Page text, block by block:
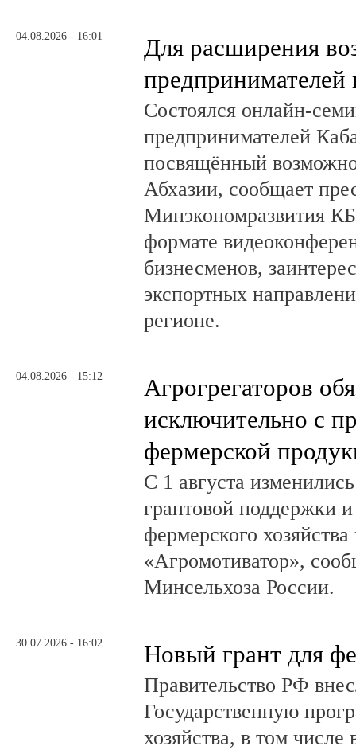
04.08.2026 - 16:01
Для расширения
предпринимателей
Состоялся онлайн-
предпринимателей
посвящённый
Абхазии, сообщает
Минэкономразвития
формате
бизнесменов,
экспортных
регионе.
04.08.2026 - 15:12
Агрогрегаторов
исключительно с
фермерской
С 1 августа
грантовой поддержки
фермерского хозяйства
«Агромотиватор»,
Минсельхоза России.
30.07.2026 - 16:02 Новый грант для
Правительство РФ
Государственную
хозяйства, в том числе